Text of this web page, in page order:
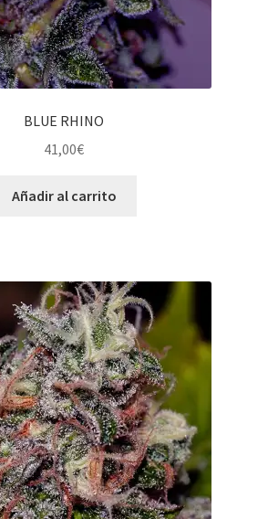
BLUE RHINO
41,00€
Añadir al carrito